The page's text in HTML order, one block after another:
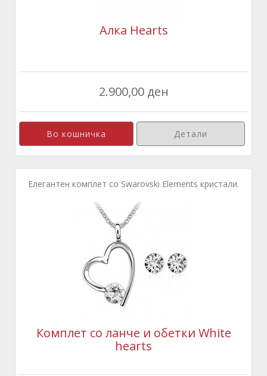
Алка Hearts
2.900,00 ден
Детали
Елегантен комплет со Swarovski Elements кристали.
Комплет со ланче и обетки White
hearts